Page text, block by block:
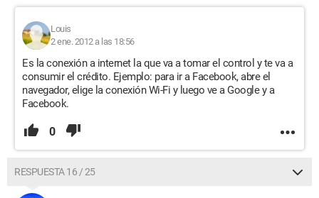
Louis
2 ene. 2012 a las 18:56
Es la conexión a internet la que va a tomar el control y te va a
consumir el crédito. Ejemplo: para ir a Facebook, abre el
navegador, elige la conexión Wi-Fi y luego ve a Google y a
Facebook.
0
RESPUESTA 16 / 25